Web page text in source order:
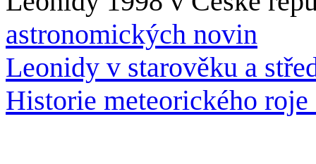
astronomických novin
Leonidy v starověku a
Historie meteorického